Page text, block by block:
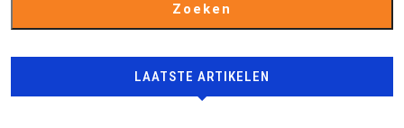
Zoeken
LAATSTE ARTIKELEN